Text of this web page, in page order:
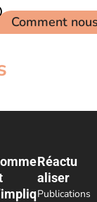
Réactu
aliser
Publications
Comment